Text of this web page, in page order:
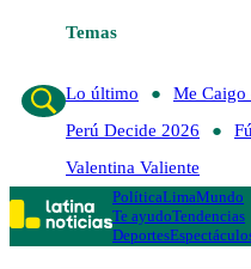
Temas
Lo último
Me Caigo
Perú Decide 2026
Valentina Valiente
PolíticaLimaMundo
Te ayudoTendencias
Deportes